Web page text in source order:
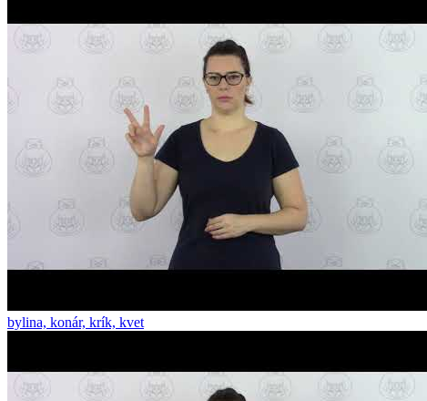
bylina, konár, krík, kvet